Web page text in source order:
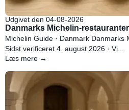
Udgivet den 04-08-2026
Danmarks Michelin-
Michelin Guide · Danmark
Sidst verificeret 4. august 2026 · Vi...
Læs mere →